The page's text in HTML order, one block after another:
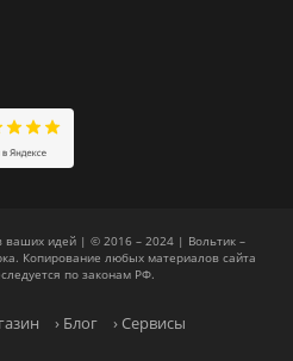
ваших идей | © 2016 – 2024 | Вольтик –
Копирование любых материалов сайта
по законам РФ.
› Блог › Сервисы